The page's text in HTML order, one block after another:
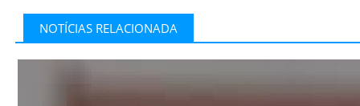
NOTÍCIAS RELACIONADA